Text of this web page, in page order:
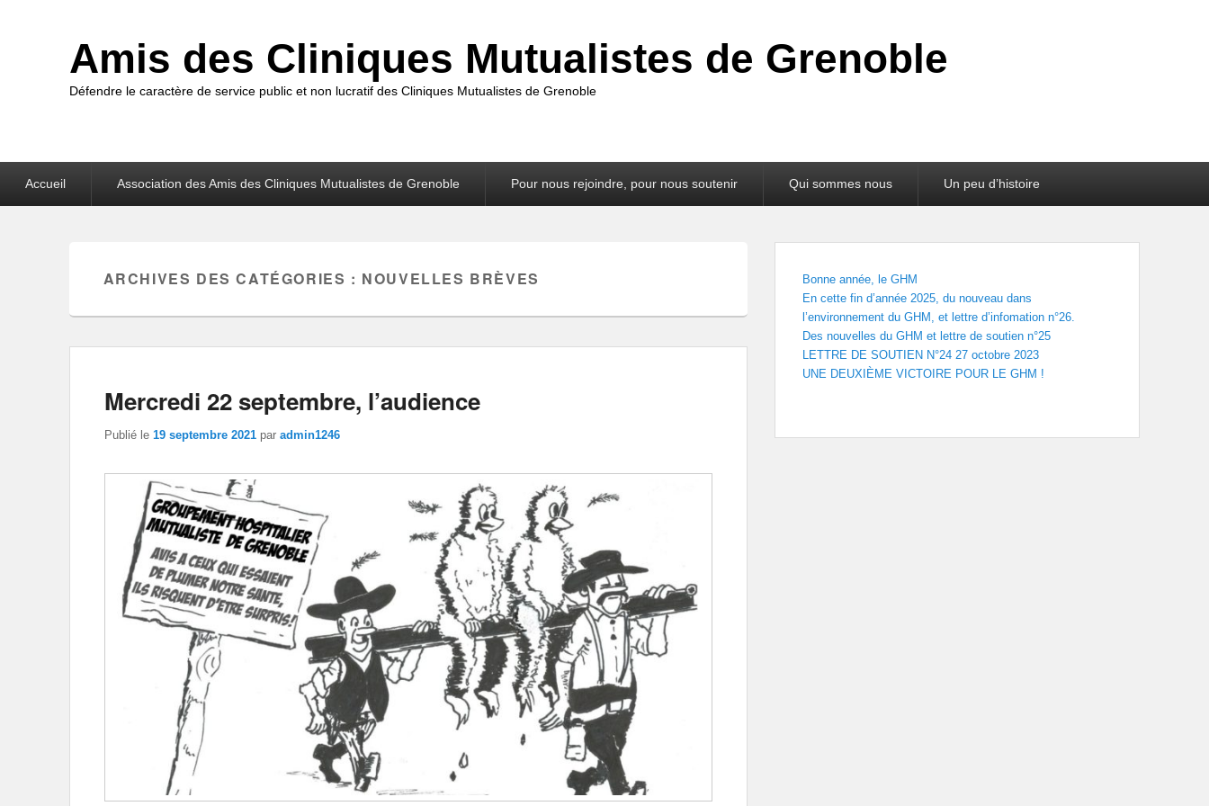
Amis des Cliniques Mutualistes de Grenoble
Défendre le caractère de service public et non lucratif des Cliniques Mutualistes de Grenoble
menuAccueil Association des Amis des Cliniques Mutualistes de Grenoble Pour nous rejoindre, pour nous soutenir Qui sommes nous Un peu d’histoire
ARCHIVES DES CATÉGORIES : NOUVELLES BRÈVES
Mercredi 22 septembre, l’audience
Publié le 19 septembre 2021 par admin1246
Bonne année, le GHM
En cette fin d’année 2025, du nouveau dans
l’environnement du GHM, et lettre d’infomation n°26.
Des nouvelles du GHM et lettre de soutien n°25
LETTRE DE SOUTIEN N°24 27 octobre 2023
UNE DEUXIÈME VICTOIRE POUR LE GHM !